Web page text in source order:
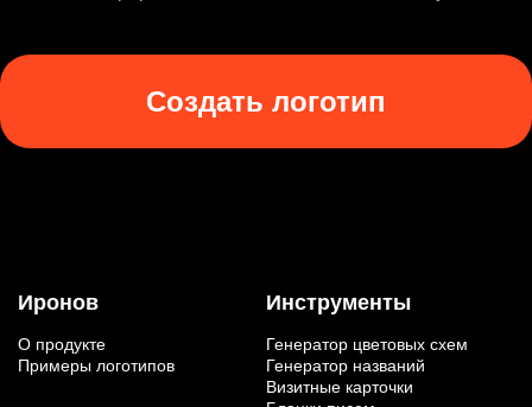
Создать логотип
Иронов
О продукте
Примеры логотипов
Инструменты
Генератор цветовых схем
Генератор названий
Визитные карточки